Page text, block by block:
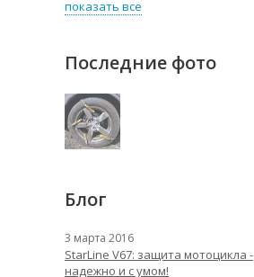
показать все
Последние фото
Блог
3 марта 2016
StarLine V67: защита мотоцикла -
надежно и с умом!